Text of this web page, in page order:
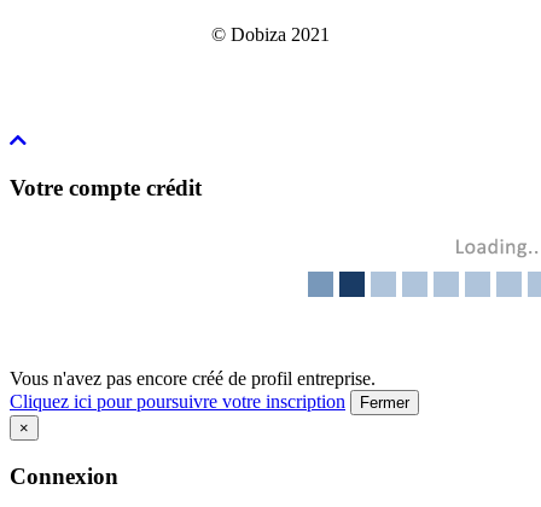
© Dobiza 2021
Votre compte crédit
Vous n'avez pas encore créé de profil entreprise.
Cliquez ici pour poursuivre votre inscription
Fermer
×
Connexion